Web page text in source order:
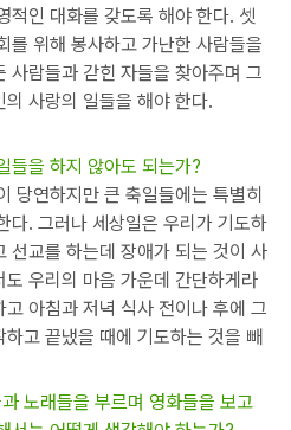
적인 대화를 갖도록 해야 한다. 셋
를 위해 봉사하고 가난한 사람들을
사람들과 갇힌 자들을 찾아주며 그
사랑의 일들을 해야 한다.
들을 하지 않아도 되는가?
당연하지만 큰 축일들에는 특별히
다. 그러나 세상일은 우리가 기도하
선교를 하는데 장애가 되는 것이 사
우리의 마음 가운데 간단하게라
아침과 저녁 식사 전이나 후에 그
고 끝냈을 때에 기도하는 것을 빼
노래들을 부르며 영화들을 보고